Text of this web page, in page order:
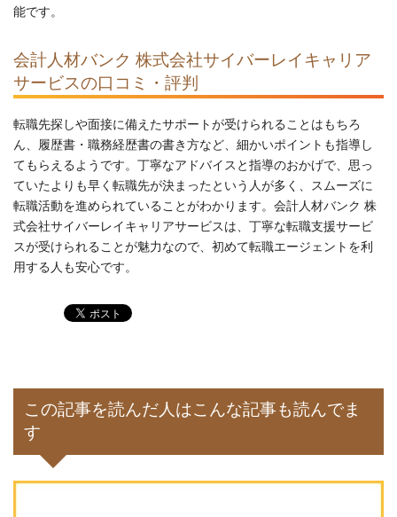
能です。
会計人材バンク 株式会社サイバーレイキャリア
サービスの口コミ・評判
転職先探しや面接に備えたサポートが受けられることはもちろ
ん、履歴書・職務経歴書の書き方など、細かいポイントも指導し
てもらえるようです。丁寧なアドバイスと指導のおかげで、思っ
ていたよりも早く転職先が決まったという人が多く、スムーズに
転職活動を進められていることがわかります。会計人材バンク 株
式会社サイバーレイキャリアサービスは、丁寧な転職支援サービ
スが受けられることが魅力なので、初めて転職エージェントを利
用する人も安心です。
この記事を読んだ人はこんな記事も読んでま
す